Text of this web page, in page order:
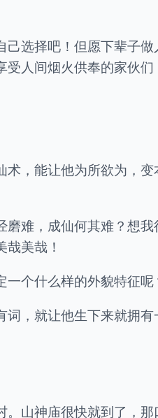
选择吧！但愿下辈子
人间烟火供奉的家伙们
，能让他为所欲为，
难，成仙何其难？想
美哉！
个什么样的外貌特征呢
，就让他生下来就拥
山神庙很快就到了，那